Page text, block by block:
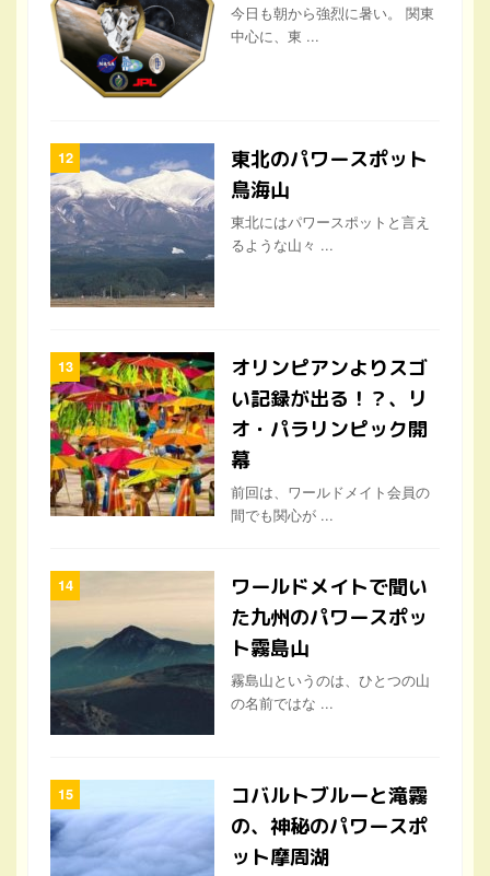
今日も朝から強烈に暑い。 関東
中心に、東 ...
東北のパワースポット
鳥海山
東北にはパワースポットと言え
るような山々 ...
オリンピアンよりスゴ
い記録が出る！？、リ
オ・パラリンピック開
幕
前回は、ワールドメイト会員の
間でも関心が ...
ワールドメイトで聞い
た九州のパワースポッ
ト霧島山
霧島山というのは、ひとつの山
の名前ではな ...
コバルトブルーと滝霧
の、神秘のパワースポ
ット摩周湖